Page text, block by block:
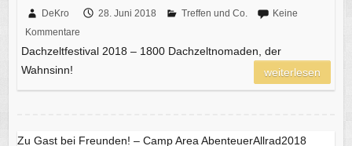
DeKro 28. Juni 2018 Treffen und Co.
Keine
Kommentare
Dachzeltfestival 2018 – 1800 Dachzeltnomaden, der
Wahnsinn!
weiterlesen
Zu Gast bei Freunden! – Camp Area AbenteuerAllrad2018